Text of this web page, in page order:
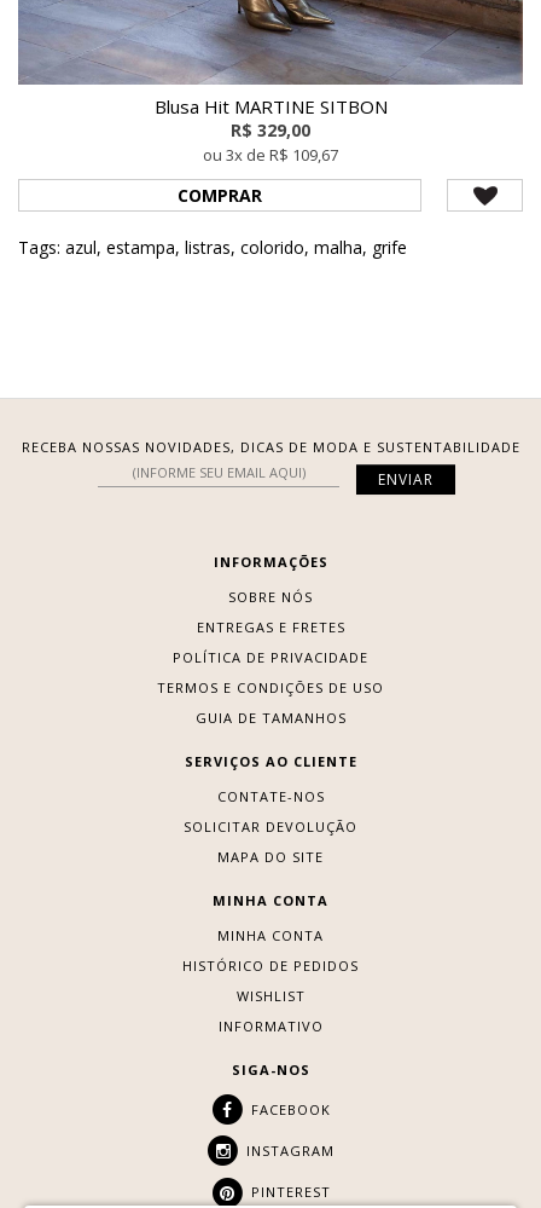
Blusa Hit MARTINE SITBON
R$ 329,00
ou 3x de R$ 109,67
COMPRAR
Tags: azul, estampa, listras, colorido, malha, grife
RECEBA NOSSAS NOVIDADES, DICAS DE MODA E SUSTENTABILIDADE
INFORMAÇÕES
SOBRE NÓS
ENTREGAS E FRETES
POLÍTICA DE PRIVACIDADE
TERMOS E CONDIÇÕES DE USO
GUIA DE TAMANHOS
SERVIÇOS AO CLIENTE
CONTATE-NOS
SOLICITAR DEVOLUÇÃO
MAPA DO SITE
MINHA CONTA
MINHA CONTA
HISTÓRICO DE PEDIDOS
WISHLIST
INFORMATIVO
SIGA-NOS
FACEBOOK
INSTAGRAM
PINTEREST